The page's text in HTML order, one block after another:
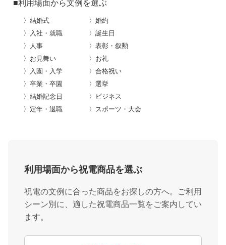
■利用場面から文例を選ぶ
〉結婚式
〉婚約
〉入社・就職
〉誕生日
〉人事
〉表彰・叙勲
〉お見舞い
〉お礼
〉入園・入学
〉合格祝い
〉卒業・卒園
〉選挙
〉結婚記念日
〉ビジネス
〉定年・退職
〉スポーツ・大会
利用場面から祝電商品を選ぶ
祝電の文例に合った商品をお探しの方へ。ご利用
シーン別に、適した祝電商品一覧をご案内してい
ます。